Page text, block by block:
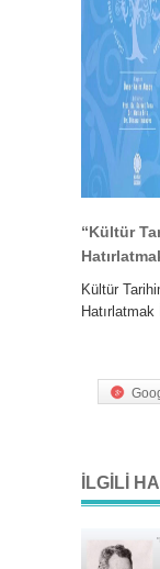
“Kültür
Kültür
İLGILI